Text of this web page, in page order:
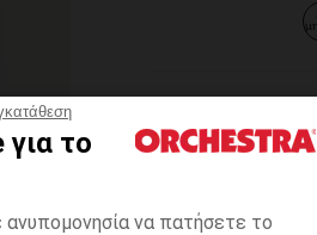
το
ανυπομονησία να πατήσετε το
ΠΡΟΣΘΉΚΗ